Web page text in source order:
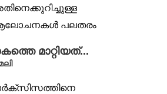
പലതരം
വ്യത്യസ്ത...
മാറ്റിയത്...